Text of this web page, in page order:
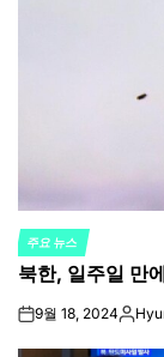
POSTED
IN
주요 뉴스
북한, 일주일 만
on9월 18, 2024Posted